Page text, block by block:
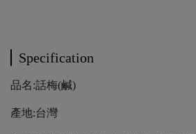
Specification
品名:話梅(鹹)
產地:台灣